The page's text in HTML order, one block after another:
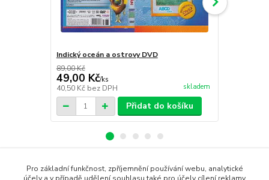
Indický oceán a ostrovy DVD
89,00 Kč
49,00 Kč/ks
40,50 Kč bez DPH skladem
Přidat do košíku
Pro základní funkčnost, zpříjemnění používání webu, analytické
účely a v případě udělení souhlasu také pro účely cílení reklamy